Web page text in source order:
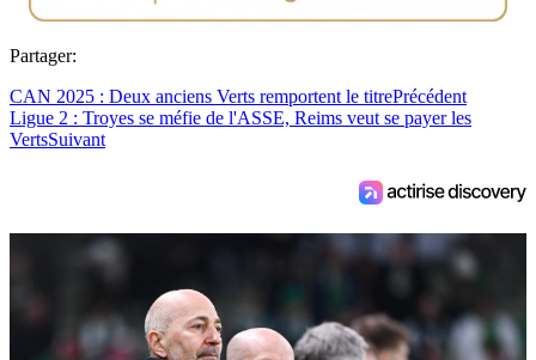
Partager:
CAN 2025 : Deux anciens Verts remportent le titrePrécédent
Ligue 2 : Troyes se méfie de l'ASSE, Reims veut se payer les
VertsSuivant